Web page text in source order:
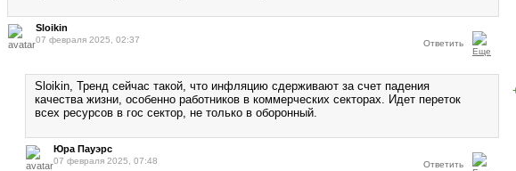
Sloikin
07 февраля 2025, 02:37 Ответить
Sloikin, Тренд сейчас такой, что инфляцию сдерживают за счет падения
качества жизни, особенно работников в коммерческих секторах. Идет переток
всех ресурсов в гос сектор, не только в оборонный.
Юра Пауэрс
07 февраля 2025, 07:48 Ответить